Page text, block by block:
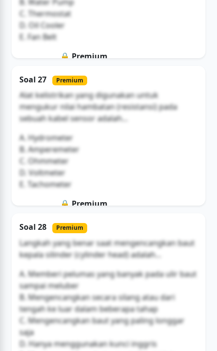
C. Thermostat
D. Oil Cooler
E. Fan Belt
🔒 Premium
Buka Akses
Soal 27 Premium
Alat kelistrikan yang digunakan untuk
mengukur nilai hambatan (resistansi) pada
sebuah kabel sensor adalah...
A. Hydrometer
B. Amperemeter
C. Ohmmeter
D. Voltmeter
E. Tachometer
🔒 Premium
Buka Akses
Soal 28 Premium
Langkah yang benar saat mengencangkan baut
kepala silinder (cylinder head) adalah...
A. Memberi pelumas yang banyak pada ulir baut
sampai meluber
B. Mengencangkan secara silang atau dari
tengah ke luar dalam beberapa tahap
C. Mengencangkan baut yang paling longgar
saja
D. Hanya menggunakan kunci inggris